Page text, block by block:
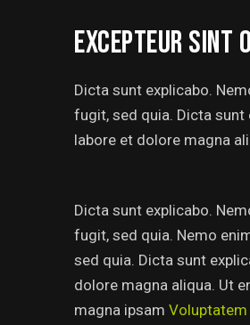
EXCEPTEUR SINT
Dicta sunt explicabo.
fugit, sed quia. Dicta
labore et dolore magna
Dicta sunt explicabo.
fugit, sed quia. Nemo
sed quia. Dicta sunt
dolore magna aliqua. Ut
magna ipsam Voluptatem